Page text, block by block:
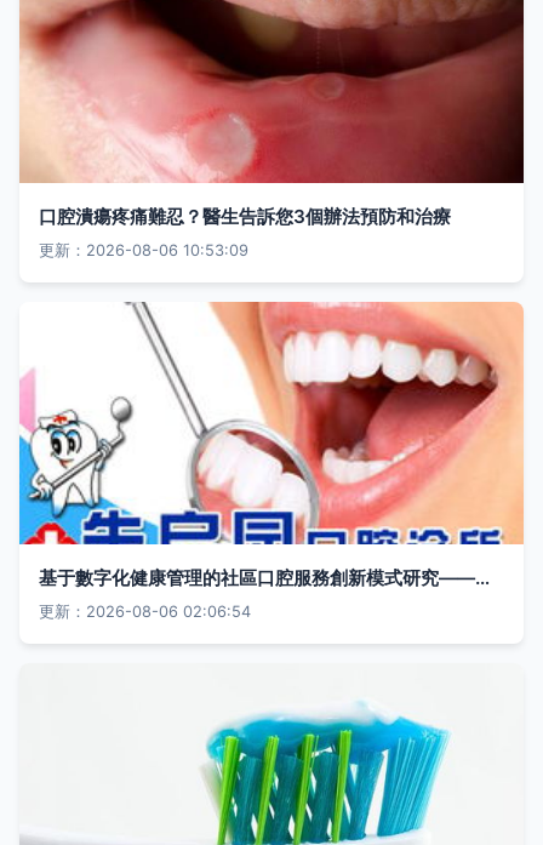
口腔潰瘍疼痛難忍？醫生告訴您3個辦法預防和治療
更新：2026-08-06 10:53:09
基于數字化健康管理的社區口腔服務創新模式研究——以朱啟園口腔診所為案例
更新：2026-08-06 02:06:54